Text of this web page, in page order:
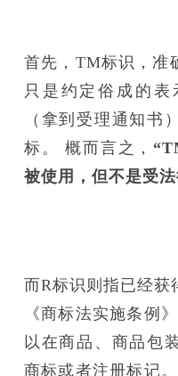
首先，TM标识，准
只是约定俗成的
（拿到受理通知书
标。 概而言之，
被使用，但不是受
而R标识则指已经获
《商标法实施条例
以在商品、商品包
商标或者注册标记